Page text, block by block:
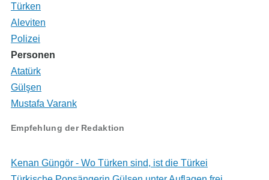
Türken
Aleviten
Polizei
Personen
Atatürk
Gülşen
Mustafa Varank
Empfehlung der Redaktion
Kenan Güngör - Wo Türken sind, ist die Türkei